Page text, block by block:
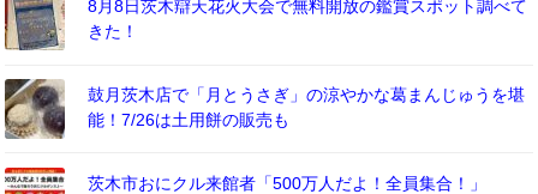
8月8日茨木辯天花火大会で無料開放の鑑賞スポット調べて
きた！
鼓月茨木店で「月とうさぎ」の涼やかな葛まんじゅうを堪
能！7/26は土用餅の販売も
茨木市おにクル来館者「500万人だよ！全員集合！」